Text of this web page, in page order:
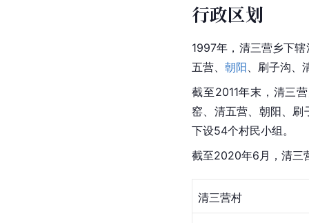
行政区划
1997年，清三营乡下
五营、 朝阳 、刷子沟
截至2011年末，清三
窑、清五营、朝阳、刷
下设54个村民小组。
截至2020年6月，清三
清三营村